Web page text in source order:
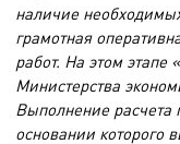
наличие
грамотная
работ. На этом этапе
Министерства
Выполнение расчета
основании которого